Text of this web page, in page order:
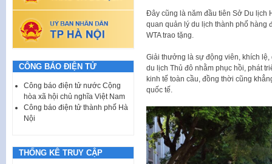
Đây cũng là năm đầu tiên Sở Du lịch
quan quản lý du lịch thành phố hàng
WTA trao tặng.
Giải thưởng là sự động viên, khích
du lịch Thủ đô nhằm phục hồi, phát
kinh tế toàn cầu, đồng thời cũng
quốc tế.
CÔNG BÁO ĐIỆN TỬ
Công báo điện tử nước Cộng
hòa xã hội chủ nghĩa Việt Nam
Công báo điện tử thành phố Hà
Nội
THỐNG KÊ TRUY CẬP